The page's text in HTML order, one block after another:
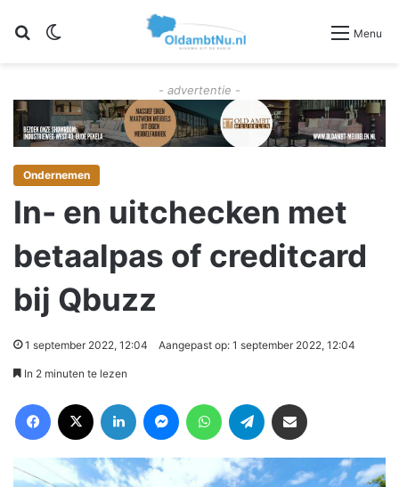
Zoeken Menu
- advertentie -
Ondernemen
In- en uitchecken met
betaalpas of creditcard
bij Qbuzz
1 september 2022, 12:04 Aangepast op: 1 september 2022, 12:04
In 2 minuten te lezen